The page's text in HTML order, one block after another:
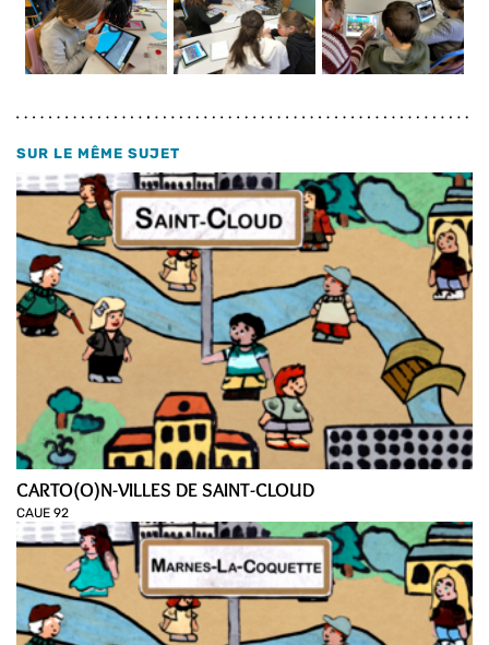
SUR LE MÊME SUJET
CARTO(O)N-VILLES DE SAINT-CLOUD
CAUE 92